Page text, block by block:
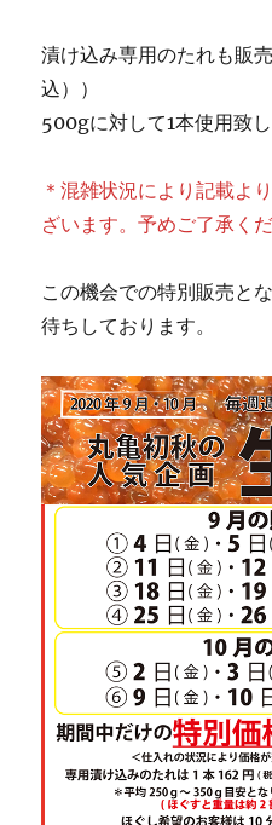
漬け込み専用のたれも販
込））
500gに対して1本使用致し
＊混雑状況により記載よ
ざいます。予めご了承くだ
この機会での特別販売と
待ちしております。